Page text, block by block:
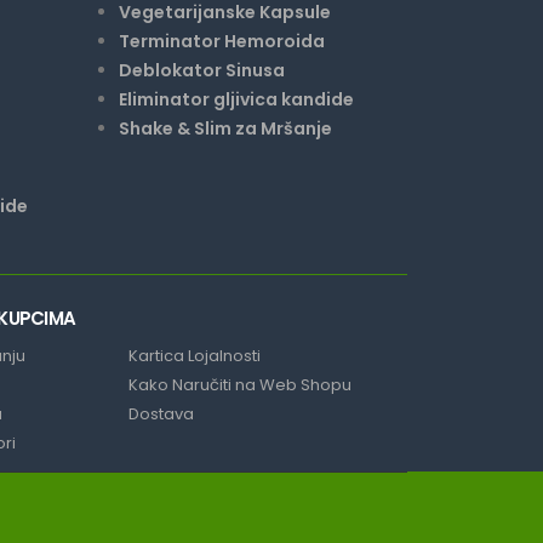
Vegetarijanske Kapsule
Terminator Hemoroida
Deblokator Sinusa
Eliminator gljivica kandide
Shake & Slim za Mršanje
Kartica Lojalnosti
Kako Naručiti na Web Shopu
Dostava